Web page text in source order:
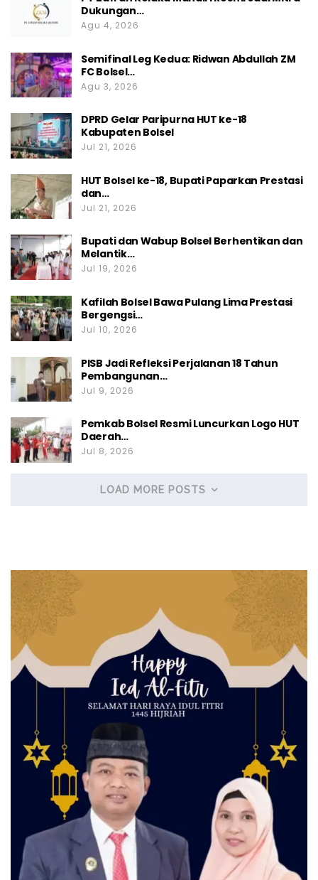
Dukungan…
Agu 4, 2026
Semifinal Leg Kedua: Ridwan Abdullah ZM
FC Bolsel…
Agu 3, 2026
DPRD Gelar Paripurna HUT ke-18
Kabupaten Bolsel
Jul 21, 2026
HUT Bolsel ke-18, Bupati Paparkan Prestasi
dan…
Jul 21, 2026
Bupati dan Wabup Bolsel Berhentikan dan
Melantik…
Jul 19, 2026
Kafilah Bolsel Bawa Pulang Lima Prestasi
Bergengsi…
Jul 10, 2026
PISB Jadi Refleksi Perjalanan 18 Tahun
Pembangunan…
Jul 9, 2026
Pemkab Bolsel Resmi Luncurkan Logo HUT
Daerah…
Jul 8, 2026
LOAD MORE POSTS